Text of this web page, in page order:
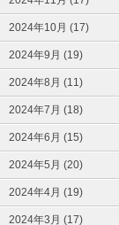
2024年10月 (17)
2024年9月 (19)
2024年8月 (11)
2024年7月 (18)
2024年6月 (15)
2024年5月 (20)
2024年4月 (19)
2024年3月 (17)